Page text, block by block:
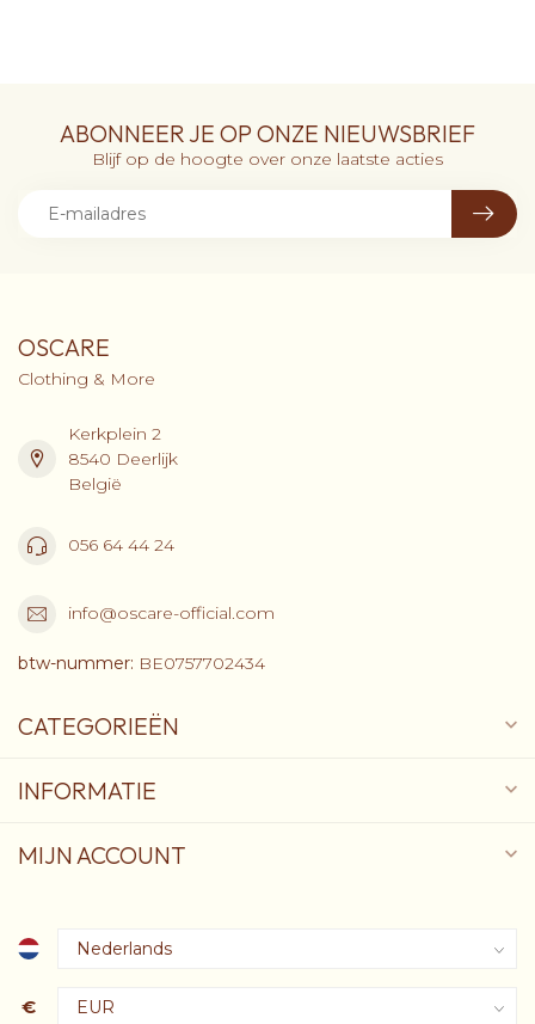
ABONNEER JE OP ONZE NIEUWSBRIEF
Blijf op de hoogte over onze laatste acties
OSCARE
Clothing & More
Kerkplein 2
8540 Deerlijk
België
056 64 44 24
info@oscare-official.com
btw-nummer: BE0757702434
CATEGORIEËN
INFORMATIE
MIJN ACCOUNT
€